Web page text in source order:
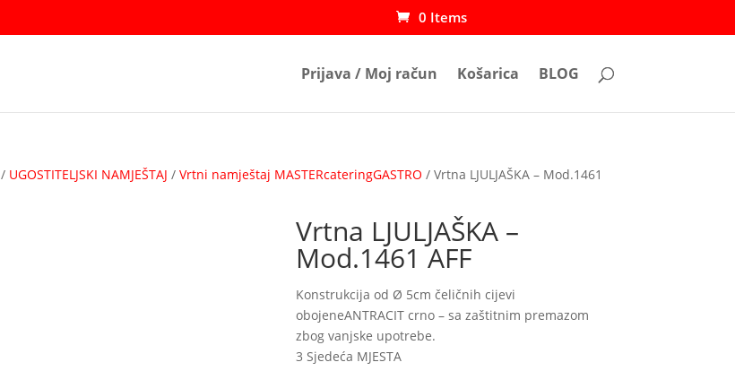
0 Items
Prijava / Moj račun Košarica BLOG
/ UGOSTITELJSKI NAMJEŠTAJ / Vrtni namještaj MASTERcateringGASTRO / Vrtna LJULJAŠKA – Mod.1461
Vrtna LJULJAŠKA –
Mod.1461 AFF
Konstrukcija od Ø 5cm čeličnih cijevi
obojeneANTRACIT crno – sa zaštitnim premazom
zbog vanjske upotrebe.
3 Sjedeća MJESTA